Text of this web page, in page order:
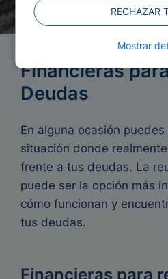
RECHAZAR
Mostrar
Financieras
Deudas
En alguna ocasión
situación donde
frente a tus deudas. La
puede ser la opción más
cómo funcionan y
tus deudas.
Financieras para